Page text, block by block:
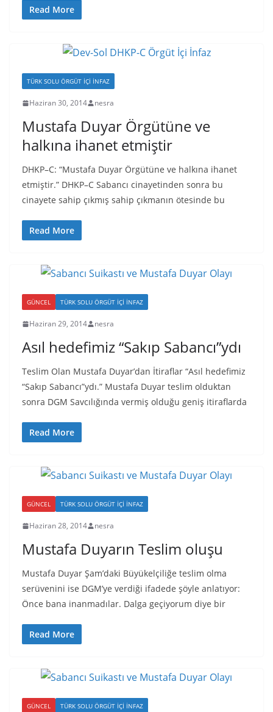
Read More
TÜRK SOLU ÖRGÜT İÇI İNFAZ
Haziran 30, 2014 nesra
Mustafa Duyar Örgütüne ve
halkına ihanet etmiştir
DHKP–C: “Mustafa Duyar Örgütüne ve halkına ihanet
etmiştir.” DHKP–C Sabancı cinayetinden sonra bu
cinayete sahip çıkmış sahip çıkmanın ötesinde bu
Read More
GÜNCEL TÜRK SOLU ÖRGÜT İÇI İNFAZ
Haziran 29, 2014 nesra
Asıl hedefimiz “Sakıp Sabancı”ydı
Teslim Olan Mustafa Duyar’dan İtiraflar “Asıl hedefimiz
“Sakıp Sabancı”ydı.” Mustafa Duyar teslim olduktan
sonra DGM Savcılığında vermiş olduğu geniş itiraflarda
Read More
GÜNCEL TÜRK SOLU ÖRGÜT İÇI İNFAZ
Haziran 28, 2014 nesra
Mustafa Duyarın Teslim oluşu
Mustafa Duyar Şam’daki Büyükelçiliğe teslim olma
serüvenini ise DGM’ye verdiği ifadede şöyle anlatıyor:
Önce bana inanmadılar. Dalga geçiyorum diye bir
Read More
GÜNCEL TÜRK SOLU ÖRGÜT İÇI İNFAZ